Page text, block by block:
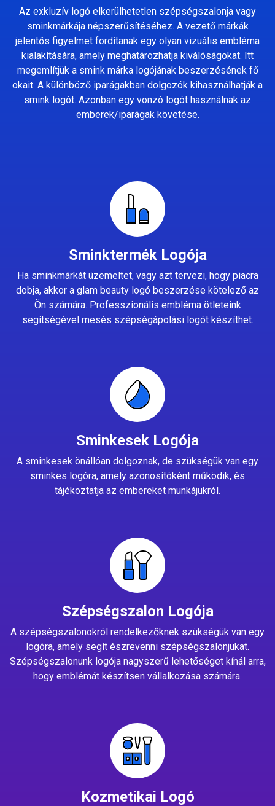
Az exkluzív logó elkerülhetetlen szépségszalonja vagy
sminkmárkája népszerűsítéséhez. A vezető márkák
jelentős figyelmet fordítanak egy olyan vizuális embléma
kialakítására, amely meghatározhatja kiválóságokat. Itt
megemlítjük a smink márka logójának beszerzésének fő
okait. A különböző iparágakban dolgozók kihasználhatják a
smink logót. Azonban egy vonzó logót használnak az
emberek/iparágak követése.
Sminktermék Logója
Ha sminkmárkát üzemeltet, vagy azt tervezi, hogy piacra
dobja, akkor a glam beauty logó beszerzése kötelező az
Ön számára. Professzionális embléma ötleteink
segítségével mesés szépségápolási logót készíthet.
Sminkesek Logója
A sminkesek önállóan dolgoznak, de szükségük van egy
sminkes logóra, amely azonosítóként működik, és
tájékoztatja az embereket munkájukról.
Szépségszalon Logója
A szépségszalonokról rendelkezőknek szükségük van egy
logóra, amely segít észrevenni szépségszalonjukat.
Szépségszalonunk logója nagyszerű lehetőséget kínál arra,
hogy emblémát készítsen vállalkozása számára.
Kozmetikai Logó